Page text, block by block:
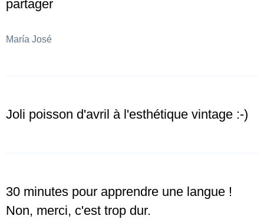
partager
María José
Joli poisson d'avril à l'esthétique vintage :-)
30 minutes pour apprendre une langue !
Non, merci, c'est trop dur.